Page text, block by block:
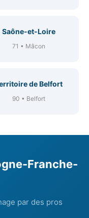
Saône-et-Loire
71 • Mâcon
de Belfort
90 • Belfort
Franche-
par des pros